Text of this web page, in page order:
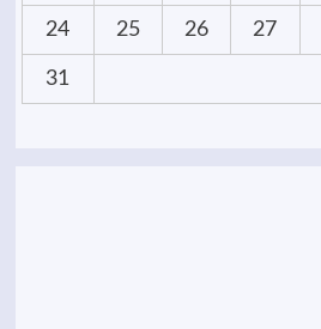
24 25 26 27
31